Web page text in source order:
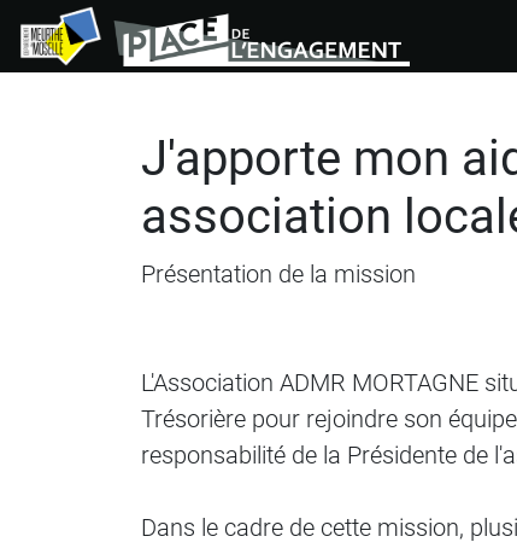
J'apporte mon
association
Présentation de la mission
L'Association ADMR MORTAGNE
Trésorière pour rejoindre son
responsabilité de la Présidente de
Dans le cadre de cette mission,
Panneau de gestion des cookies